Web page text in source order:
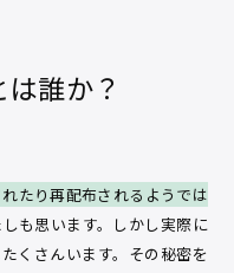
誰か？
たり再配布されるようでは
しも思います。しかし実際に
くさんいます。その秘密を